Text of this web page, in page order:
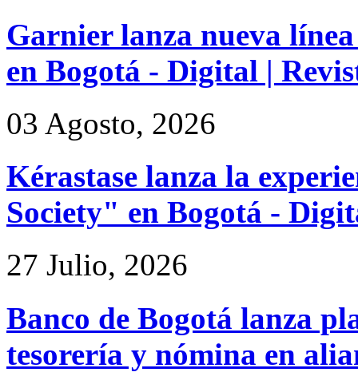
Garnier lanza nueva
en Bogotá - Digital |
03 Agosto, 2026
Kérastase lanza la
Society" en Bogotá -
27 Julio, 2026
Banco de Bogotá lanza
tesorería y nómina en